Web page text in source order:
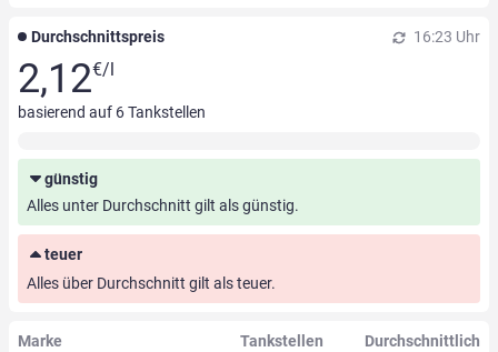
Durchschnittspreis 16:23 Uhr
2,12€/l
basierend auf 6Tankstellen
günstig
Alles unter Durchschnitt gilt als günstig.
teuer
Alles über Durchschnitt gilt als teuer.
Marke Tankstellen Durchschnittlich